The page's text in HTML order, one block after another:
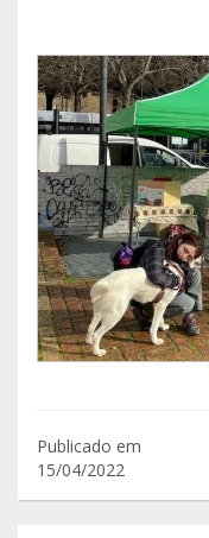
Publicado em
15/04/2022